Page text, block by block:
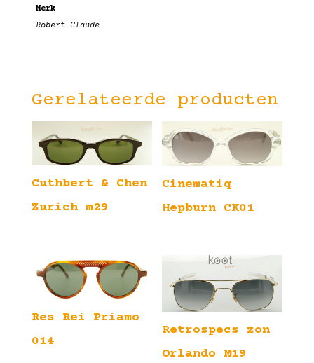
Merk
Robert Claude
Gerelateerde producten
Cuthbert & Chen
Zurich m29
Cinematiq
Hepburn CK01
Res Rei Priamo
014
Retrospecs zon
Orlando M19